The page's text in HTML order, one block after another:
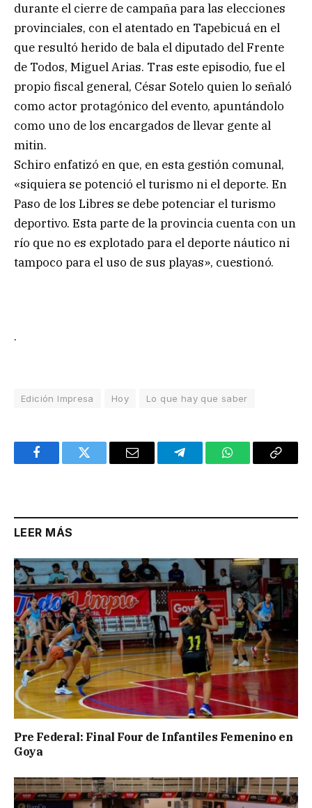
durante el cierre de campaña para las elecciones
provinciales, con el atentado en Tapebicuá en el
que resultó herido de bala el diputado del Frente
de Todos, Miguel Arias. Tras este episodio, fue el
propio fiscal general, César Sotelo quien lo señaló
como actor protagónico del evento, apuntándolo
como uno de los encargados de llevar gente al
mitin.
Schiro enfatizó en que, en esta gestión comunal,
«siquiera se potenció el turismo ni el deporte. En
Paso de los Libres se debe potenciar el turismo
deportivo. Esta parte de la provincia cuenta con un
río que no es explotado para el deporte náutico ni
tampoco para el uso de sus playas», cuestionó.
.
Edición Impresa Hoy Lo que hay que saber
FacebookTwitter Email TelegramWhatsAppCopy
LEER MÁS
Pre Federal: Final Four de Infantiles Femenino en
Goya